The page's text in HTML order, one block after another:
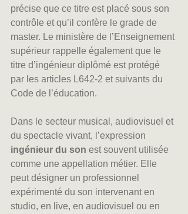
précise que ce titre est placé sous son
contrôle et qu’il confère le grade de
master. Le ministère de l’Enseignement
supérieur rappelle également que le
titre d’ingénieur diplômé est protégé
par les articles L642-2 et suivants du
Code de l’éducation.
Dans le secteur musical, audiovisuel et
du spectacle vivant, l’expression
ingénieur du son est souvent utilisée
comme une appellation métier. Elle
peut désigner un professionnel
expérimenté du son intervenant en
studio, en live, en audiovisuel ou en